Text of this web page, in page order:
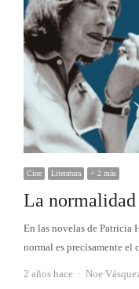
Cine Literatura + 2 más
La
En las novelas de Patricia
normal es precisamente el
2 años hace Autor
Noe